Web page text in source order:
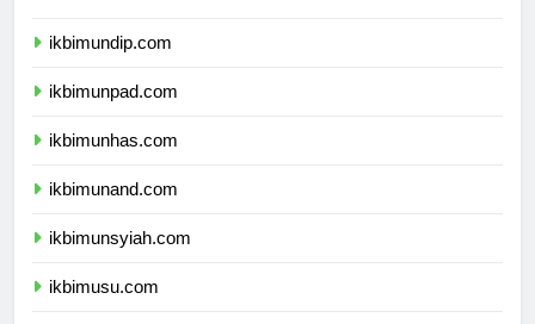
ikbimundip.com
ikbimunpad.com
ikbimunhas.com
ikbimunand.com
ikbimunsyiah.com
ikbimusu.com